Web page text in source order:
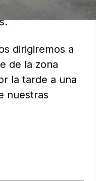
la mañana
dirigiremos a
de la zona
la tarde a una
nuestras